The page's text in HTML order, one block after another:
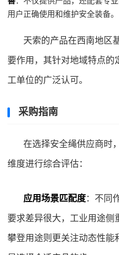
用户正确使用和维护安全装备。
天索的产品在西南地区
要作用，其针对地域特点的
工单位的广泛认可。
采购指南
在选择安全绳供应商时
维度进行综合评估：
应用场景匹配度：不同
要求差异很大，工业用途侧
攀登用途则更关注动态性能